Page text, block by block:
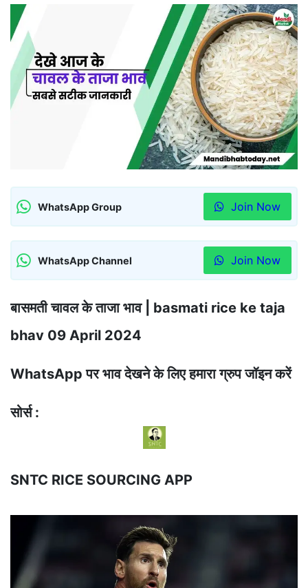
WhatsApp Group Join Now
WhatsApp Channel Join Now
बासमती चावल के ताजा भाव | basmati rice ke taja
bhav 09 April 2024
WhatsApp पर भाव देखने के लिए हमारा ग्रुप जॉइन करें
सोर्स :
SNTC RICE SOURCING APP